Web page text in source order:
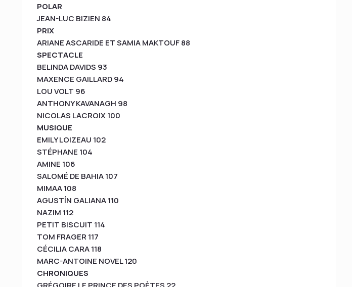
POLAR
JEAN-LUC BIZIEN 84
PRIX
ARIANE ASCARIDE ET SAMIA MAKTOUF 88
SPECTACLE
BELINDA DAVIDS 93
MAXENCE GAILLARD 94
LOU VOLT 96
ANTHONY KAVANAGH 98
NICOLAS LACROIX 100
MUSIQUE
EMILY LOIZEAU 102
STÉPHANE 104
AMINE 106
SALOMÉ DE BAHIA 107
MIMAA 108
AGUSTÍN GALIANA 110
NAZIM 112
PETIT BISCUIT 114
TOM FRAGER 117
CÉCILIA CARA 118
MARC-ANTOINE NOVEL 120
CHRONIQUES